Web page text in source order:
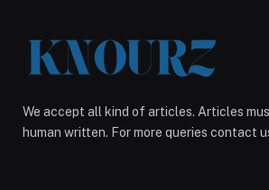
We accept all kind of articles. Articles
human written. For more queries contact